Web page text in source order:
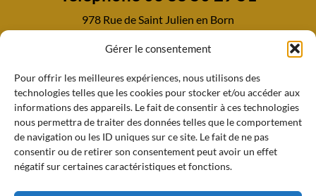
Gérer le consentement
Pour offrir les meilleures expériences, nous utilisons des
technologies telles que les cookies pour stocker et/ou accéder aux
informations des appareils. Le fait de consentir à ces technologies
nous permettra de traiter des données telles que le comportement
de navigation ou les ID uniques sur ce site. Le fait de ne pas
consentir ou de retirer son consentement peut avoir un effet
négatif sur certaines caractéristiques et fonctions.
978 Rue de Saint Julien en Born
LIENS UTILS
ACCUEIL
À PROPOS
CONTACT